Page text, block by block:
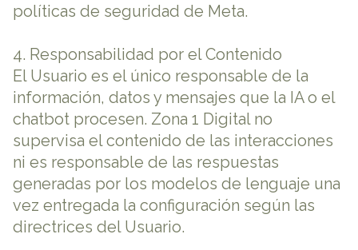
políticas de seguridad de Meta.
4. Responsabilidad por el Contenido
El Usuario es el único responsable de la
información, datos y mensajes que la IA o el
chatbot procesen. Zona 1 Digital no
supervisa el contenido de las interacciones
ni es responsable de las respuestas
generadas por los modelos de lenguaje una
vez entregada la configuración según las
directrices del Usuario.